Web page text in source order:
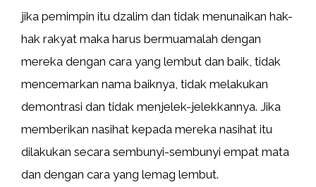
jika pemimpin itu dzalim dan tidak menunaikan hak-
hak rakyat maka harus bermuamalah dengan
mereka dengan cara yang lembut dan baik, tidak
mencemarkan nama baiknya, tidak melakukan
demontrasi dan tidak menjelek-jelekkannya. Jika
memberikan nasihat kepada mereka nasihat itu
dilakukan secara sembunyi-sembunyi empat mata
dan dengan cara yang lemag lembut.